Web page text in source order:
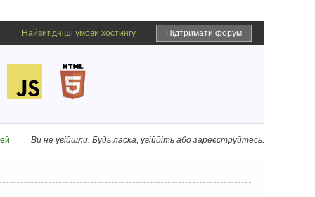
Підтримати форум
Найвигідніші умови хостингу
Ви не увійшли. Будь ласка, увійдіть або зареєструйтесь.